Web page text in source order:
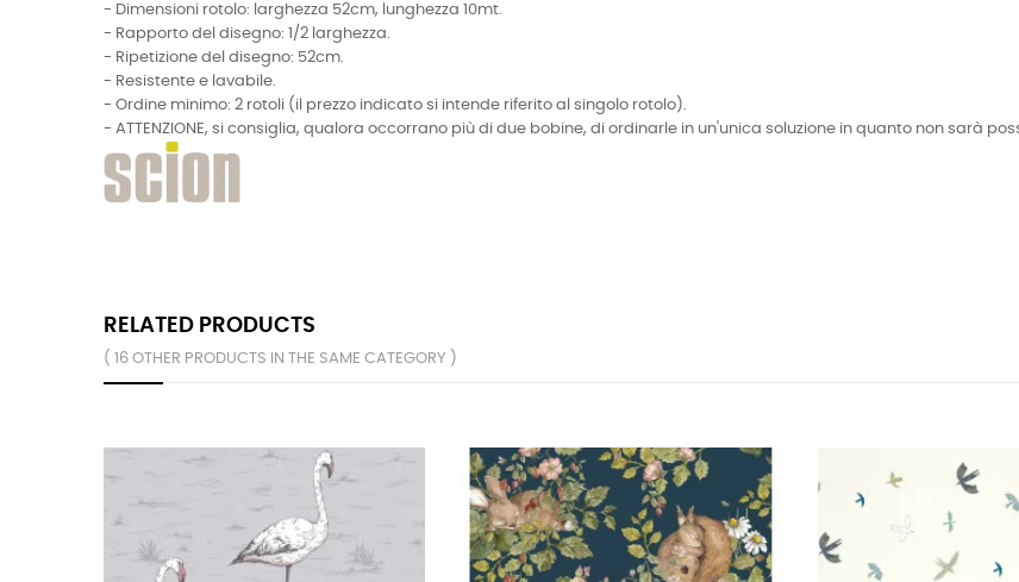
- Dimensioni rotolo: larghezza 52cm, lunghezza 10mt.
- Rapporto del disegno: 1/2 larghezza.
- Ripetizione del disegno: 52cm.
- Resistente e lavabile.
- Ordine minimo: 2 rotoli (il prezzo indicato si intende riferito al singolo rotolo).
- ATTENZIONE, si consiglia, qualora occorrano più di due bobine, di ordinarle in un'unica soluzione in quanto non sarà
RELATED PRODUCTS
( 16 OTHER PRODUCTS IN THE SAME CATEGORY )